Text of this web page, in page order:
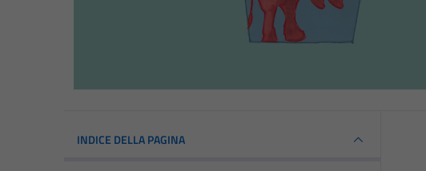
INDICE DELLA PAGINA